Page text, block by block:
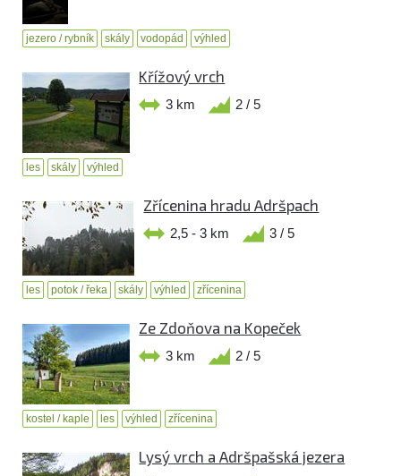
jezero / rybník skály vodopád výhled
Křížový vrch
3 km 2 / 5
les skály výhled
Zřícenina hradu Adršpach
2,5 - 3 km 3 / 5
les potok / řeka skály výhled zřícenina
Ze Zdoňova na Kopeček
3 km 2 / 5
kostel / kaple les výhled zřícenina
Lysý vrch a Adršpašská jezera